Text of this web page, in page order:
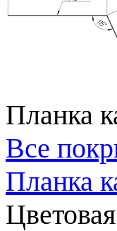
Планка
Все
Планка